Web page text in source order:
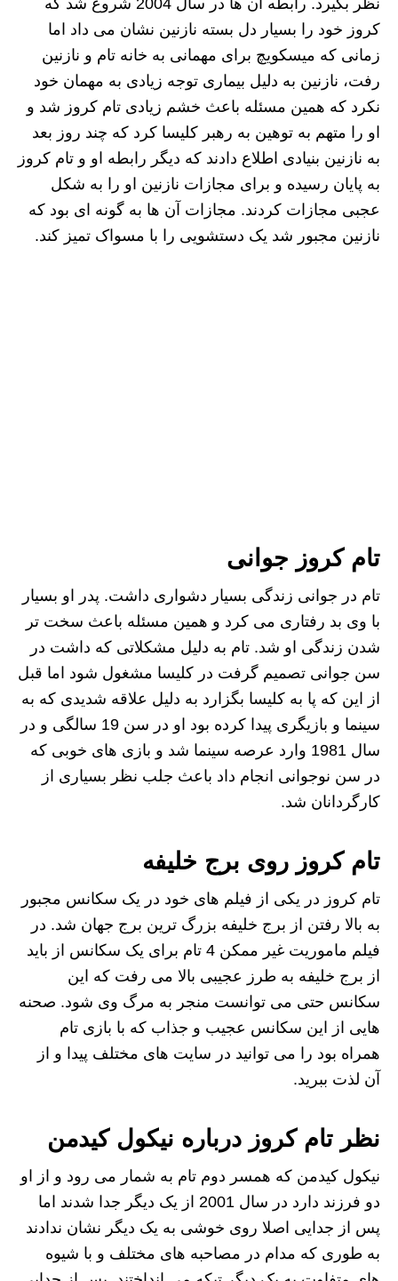
نظر بگیرد. رابطه آن ها در سال 2004 شروع شد که
کروز خود را بسیار دل بسته نازنین نشان می داد اما
زمانی که میسکویچ برای مهمانی به خانه تام و نازنین
رفت، نازنین به دلیل بیماری توجه زیادی به مهمان خود
نکرد که همین مسئله باعث خشم زیادی تام کروز شد و
او را متهم به توهین به رهبر کلیسا کرد که چند روز بعد
به نازنین بنیادی اطلاع دادند که دیگر رابطه او و تام کروز
به پایان رسیده و برای مجازات نازنین او را به شکل
عجبی مجازات کردند. مجازات آن ها به گونه ای بود که
نازنین مجبور شد یک دستشویی را با مسواک تمیز کند.
تام کروز جوانی
تام در جوانی زندگی بسیار دشواری داشت. پدر او بسیار
با وی بد رفتاری می کرد و همین مسئله باعث سخت تر
شدن زندگی او شد. تام به دلیل مشکلاتی که داشت در
سن جوانی تصمیم گرفت در کلیسا مشغول شود اما قبل
از این که پا به کلیسا بگزارد به دلیل علاقه شدیدی که به
سینما و بازیگری پیدا کرده بود او در سن 19 سالگی و در
سال 1981 وارد عرصه سینما شد و بازی های خوبی که
در سن نوجوانی انجام داد باعث جلب نظر بسیاری از
کارگردانان شد.
تام کروز روی برج خلیفه
تام کروز در یکی از فیلم های خود در یک سکانس مجبور
به بالا رفتن از برج خلیفه بزرگ ترین برج جهان شد. در
فیلم ماموریت غیر ممکن 4 تام برای یک سکانس از باید
از برج خلیفه به طرز عجیبی بالا می رفت که این
سکانس حتی می توانست منجر به مرگ وی شود. صحنه
هایی از این سکانس عجیب و جذاب که با بازی تام
همراه بود را می توانید در سایت های مختلف پیدا و از
آن لذت ببرید.
نظر تام کروز درباره نیکول کیدمن
نیکول کیدمن که همسر دوم تام به شمار می رود و از او
دو فرزند دارد در سال 2001 از یک دیگر جدا شدند اما
پس از جدایی اصلا روی خوشی به یک دیگر نشان ندادند
به طوری که مدام در مصاحبه های مختلف و با شیوه